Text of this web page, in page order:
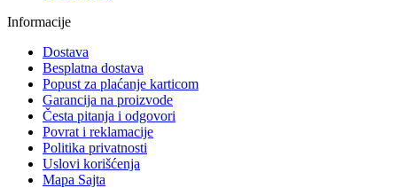
Informacije
Dostava
Besplatna dostava
Popust za plaćanje karticom
Garancija na proizvode
Česta pitanja i odgovori
Povrat i reklamacije
Politika privatnosti
Uslovi korišćenja
Mapa Sajta